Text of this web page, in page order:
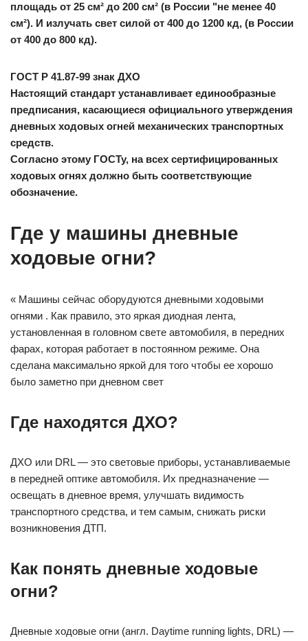
площадь от 25 см² до 200 см² (в России "не менее 40
см²). И излучать свет силой от 400 до 1200 кд, (в России
от 400 до 800 кд).
ГОСТ Р 41.87-99 знак ДХО
Настоящий стандарт устанавливает единообразные
предписания, касающиеся официального утверждения
дневных ходовых огней механических транспортных
средств.
Согласно этому ГОСТу, на всех сертифицированных
ходовых огнях должно быть соответствующие
обозначение.
Где у машины дневные
ходовые огни?
« Машины сейчас оборудуются дневными ходовыми
огнями . Как правило, это яркая диодная лента,
установленная в головном свете автомобиля, в передних
фарах, которая работает в постоянном режиме. Она
сделана максимально яркой для того чтобы ее хорошо
было заметно при дневном свет
Где находятся ДХО?
ДХО или DRL — это световые приборы, устанавливаемые
в передней оптике автомобиля. Их предназначение —
освещать в дневное время, улучшать видимость
транспортного средства, и тем самым, снижать риски
возникновения ДТП.
Как понять дневные ходовые
огни?
Дневные ходовые огни (англ. Daytime running lights, DRL) —